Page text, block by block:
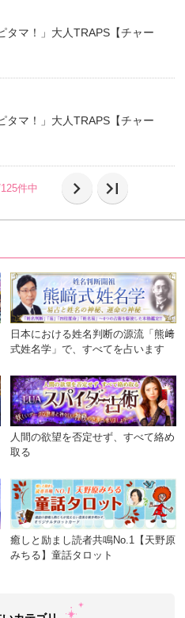
タマ！」大人TRAPS【チャー
タマ！」大人TRAPS【チャー
件中 chevron_right last_page
日本における姓名判断の源流「熊﨑
式姓名学」で、すべてを占います
人間の欲望を否定せず、すべて絡め
取る
癒しと励まし読者共鳴No.1【天野原
みちる】童話タロット